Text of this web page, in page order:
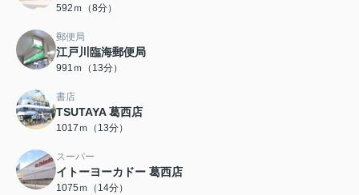
592ｍ（8分）
郵便局
江戸川臨海郵便局
991ｍ（13分）
書店
TSUTAYA 葛西店
1017ｍ（13分）
スーパー
イトーヨーカドー 葛西店
1075ｍ（14分）